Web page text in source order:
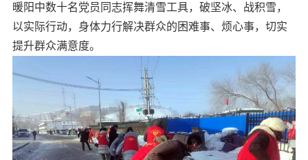
暖阳中数十名党员同志挥舞清雪工具，破坚冰、战积雪，
以实际行动，身体力行解决群众的困难事、烦心事，切实
提升群众满意度。